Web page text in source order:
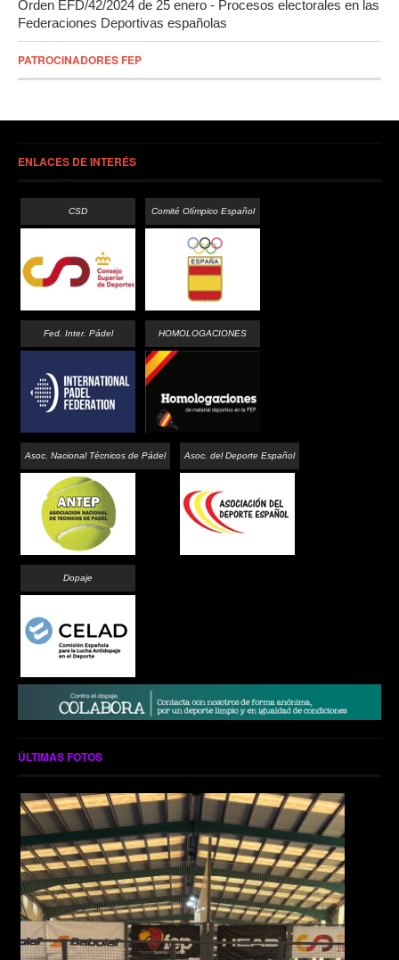
Orden EFD/42/2024 de 25 enero - Procesos electorales en las
Federaciones Deportivas españolas
PATROCINADORES FEP
ENLACES DE INTERÉS
CSD Comité Olímpico Español
Fed. Inter. Pádel HOMOLOGACIONES
Asoc. Nacional Técnicos de Pádel Asoc. del Deporte Español
Dopaje
ÚLTIMAS FOTOS